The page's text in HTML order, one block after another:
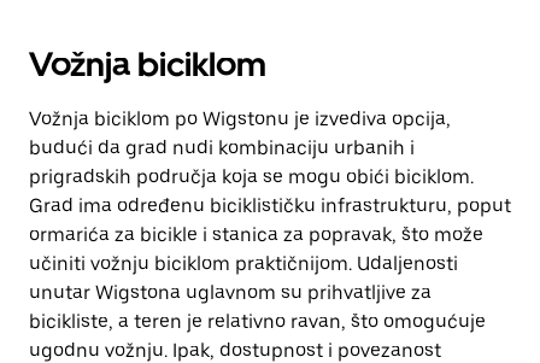
Vožnja biciklom
Vožnja biciklom po Wigstonu je izvediva opcija,
budući da grad nudi kombinaciju urbanih i
prigradskih područja koja se mogu obići biciklom.
Grad ima određenu biciklističku infrastrukturu, poput
ormarića za bicikle i stanica za popravak, što može
učiniti vožnju biciklom praktičnijom. Udaljenosti
unutar Wigstona uglavnom su prihvatljive za
bicikliste, a teren je relativno ravan, što omogućuje
ugodnu vožnju. Ipak, dostupnost i povezanost